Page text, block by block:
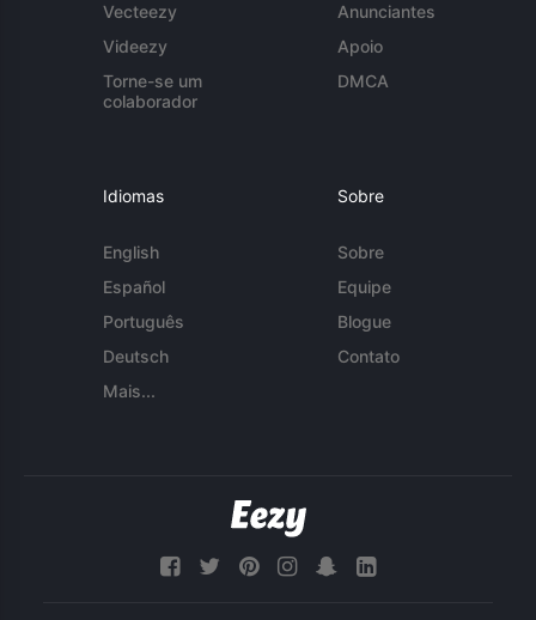
Vecteezy
Videezy
Torne-se um
colaborador
Anunciantes
Apoio
DMCA
Idiomas
English
Español
Português
Deutsch
Mais...
Sobre
Sobre
Equipe
Blogue
Contato